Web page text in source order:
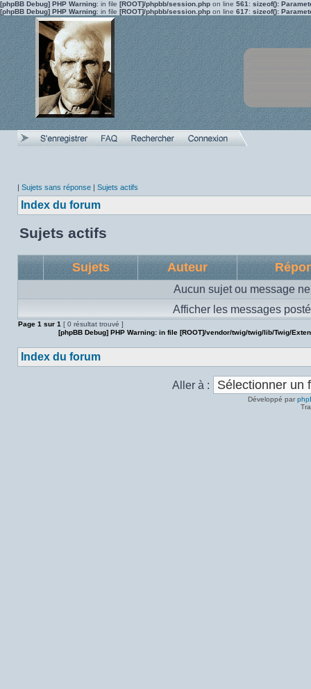
[phpBB Debug] PHP Warning: in file [ROOT]/phpbb/session.php on line 561 : sizeof():
[phpBB Debug] PHP Warning: in file [ROOT]/phpbb/session.php on line 617: sizeof():
| Sujets sans réponse | Sujets actifs
Index du forum
Sujets actifs
Sujets Auteur
Aucun sujet ou message
Afficher les messages
Page 1 sur 1 [ 0 résultat trouvé ]
[phpBB Debug] PHP Warning: in file [ROOT]/vendor/twig/twig/lib/Twig/
Index du forum
Aller à :
Développé par